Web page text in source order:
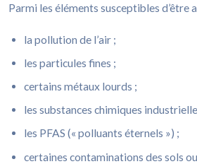
Parmi les éléments susceptibles d’être
la pollution de l’air ;
les particules fines ;
certains métaux lourds ;
les substances chimiques
les PFAS (« polluants éternels ») ;
certaines contaminations des sols ou